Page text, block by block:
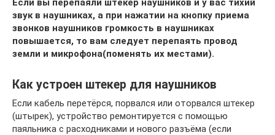
Если вы перепаяли штекер наушников и у вас тихий
звук в наушниках, а при нажатии на кнопку приема
звонков наушников громкость в наушниках
повышается, то вам следует перепаять провод
земли и микрофона(поменять их местами).
Как устроен штекер для наушников
Если кабель перетёрся, порвался или оторвался штекер
(штырек), устройство ремонтируется с помощью
паяльника с расходниками и нового разъёма (если